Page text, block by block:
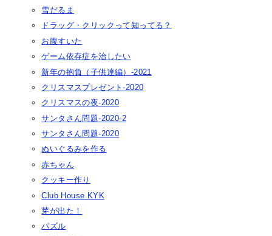
雪だるま
ドラッグ・クリックって知ってる？
お腹すいた
ゲーム依存症を治したい
新年の抱負（子供達編）-2021
クリスマスプレゼント-2020
クリスマスの夜-2020
サンタさん問題-2020-2
サンタさん問題-2020
ぬいぐるみを作る
赤ちゃん
クッキー作り
Club House KYK
芽が出た！
パズル